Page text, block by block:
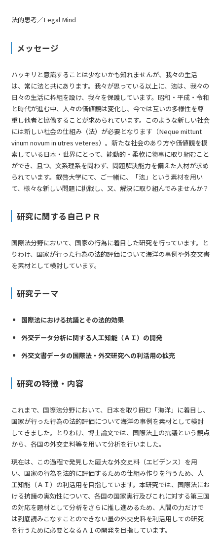
法的思考／Legal Mind
メッセージ
ハッキリと意識することは少ないかも知れませんが、我々の生活
は、常に法と共にあります。我々が思っている以上に、法は、我々の
日々の生活に枠組を設け、我々を保護しています。昭和・平成・令和
と時代が進む中、人々の価値観は変化し、今では互いの多様性を尊
重し他者と協働することが求められています。このような新しい社会
には新しい社会の仕組み（法）が必要となります（Neque mittunt
vinum novum in utres veteres）。新たな社会のあり方や価値観を模
索している日本・世界にとって、能動的・柔軟に物事に取り組むこと
ができ、且つ、文系理系を問わず、問題解決能力を備えた人材が求め
られています。叡啓大学にて、ご一緒に、「法」という素材を用い
て、様々な新しい問題に挑戦し、又、解決に取り組んでみませんか？
研究に関する自己ＰＲ
国際法分野において、国家の行為に着目した研究を行っています。と
りわけ、国家が行った行為の法的評価について海洋の事例や外交文書
を素材として検討しています。
研究テーマ
国際法における抗議とその法的効果
外交データ分析に関する人工知能（ＡＩ）の開発
外交文書データの国際法・外交研究への利活用の拡充
研究の特徴・内容
これまで、国際法分野において、日本を取り囲む「海洋」に着目し、
国家が行った行為の法的評価について海洋の事例を素材として検討
してきました。とりわけ、博士論文では、国際法上の抗議という観点
から、各国の外交史料等を用いて分析を行いました。
現在は、この過程で発見した厖大な外交史料（エビデンス）を用
い、国家の行為を法的に評価するための仕組み作りを行うため、人
工知能（ＡＩ）の利活用を目指しています。本研究では、国際法にお
ける抗議の実効性について、各国の国家実行及びこれに対する第三国
の対応を題材として分析をさらに推し進めるため、人間の力だけで
は到底読みこなすことのできない量の外交史料を利活用しての研究
を行うために必要となるＡＩの開発を目指しています。